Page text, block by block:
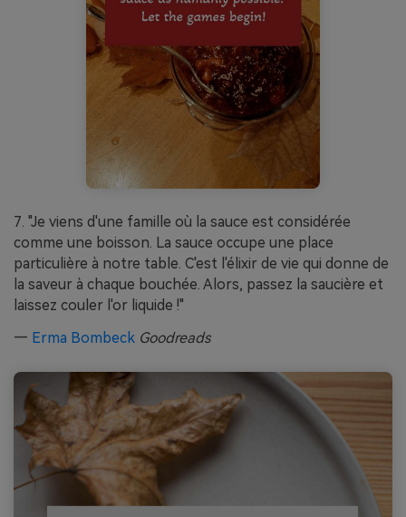
7. "Je viens d'une famille où la sauce est considérée
comme une boisson. La sauce occupe une place
particulière à notre table. C'est l'élixir de vie qui donne de
la saveur à chaque bouchée. Alors, passez la saucière et
laissez couler l'or liquide !"
— Erma Bombeck Goodreads